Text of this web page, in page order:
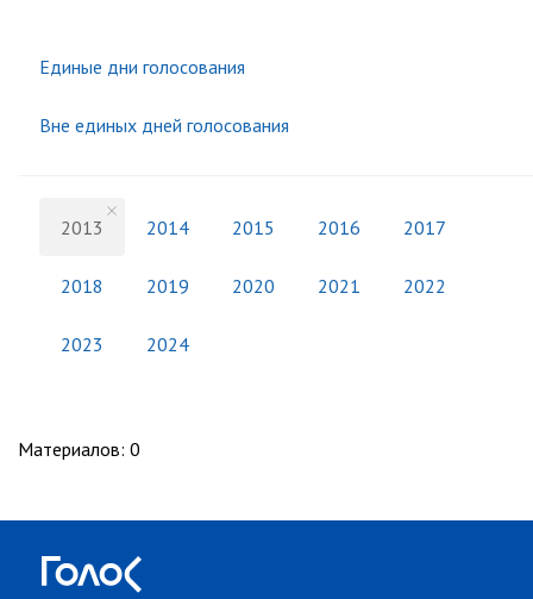
Единые дни голосования
Вне единых дней голосования
2013 2014 2015 2016 2017
2018 2019 2020 2021 2022
2023 2024
Материалов: 0